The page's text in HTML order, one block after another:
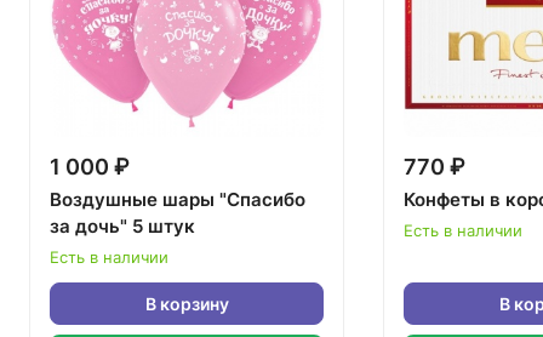
1 000 ₽
Воздушные шары "Спасибо
за дочь" 5 штук
Есть в наличии
В корзину
770 ₽
Конфеты в
Есть в наличии
В